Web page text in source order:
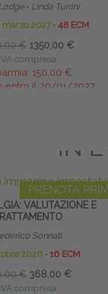
∙ Linda Turrini
marzo 2027 ∙ 48 ECM
€ 1350,00 €
IVA compresa
150,00 €
entro il 20/01/2027
IN
PRENOTA
VALUTAZIONE E
Sonnati
2026 ∙ 16 ECM
€ 368,00 €
IVA compresa